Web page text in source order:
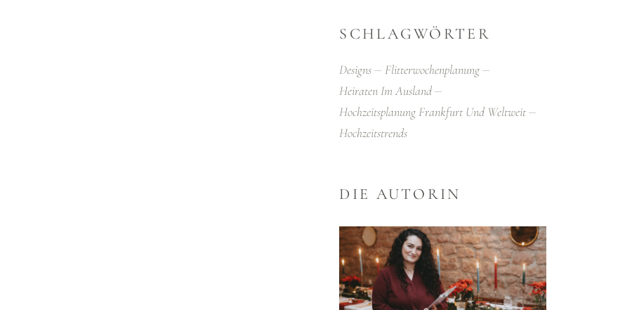
SCHLAGWÖRTER
Designs
Flitterwochenplanung
Heiraten Im Ausland
Hochzeitsplanung Frankfurt Und Weltweit
Hochzeitstrends
DIE AUTORIN